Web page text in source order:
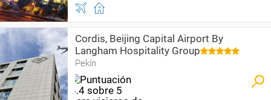
Cordis, Beijing Capital Airport By
Langham Hospitality Group
Pekín